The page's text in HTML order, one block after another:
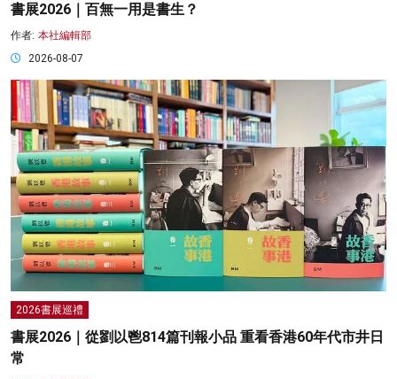
書展2026｜百無一用是書生？
作者: 本社編輯部
2026-08-07
2026書展巡禮
書展2026｜從劉以鬯814篇刊報小品 重看香港60年代市井日
常